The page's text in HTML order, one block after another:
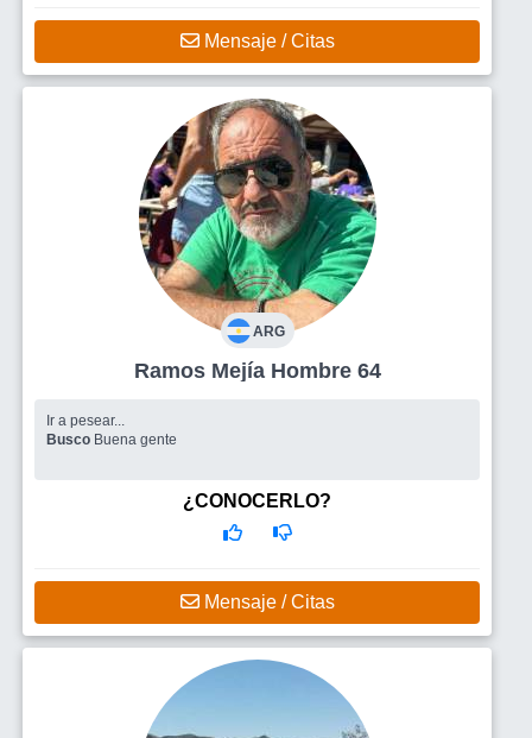
Mensaje / Citas
ARG
Ramos Mejía Hombre 64
Ir a pesear...
Busco Buena gente
¿CONOCERLO?
Mensaje / Citas